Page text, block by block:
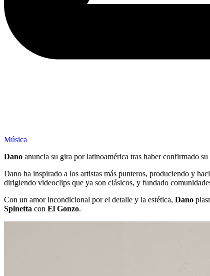
Música
Dano anuncia su gira por latinoamérica tras haber confirmado
Dano ha inspirado a los artistas más punteros, produciendo y
dirigiendo videoclips que ya son clásicos, y fundado
Con un amor incondicional por el detalle y la estética, Dano
Spinetta con El Gonzo.